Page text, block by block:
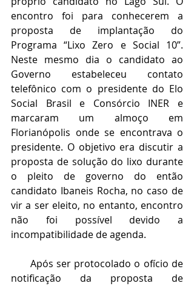
encontro foi para conhecerem a
proposta de implantação do
Programa “Lixo Zero e Social 10”.
Neste mesmo dia o candidato ao
Governo estabeleceu contato
telefônico com o presidente do Elo
Social Brasil e Consórcio INER e
marcaram um almoço em
Florianópolis onde se encontrava o
presidente. O objetivo era discutir a
proposta de solução do lixo durante
o pleito de governo do então
candidato Ibaneis Rocha, no caso de
vir a ser eleito, no entanto, encontro
não foi possível devido a
incompatibilidade de agenda.
notificação da proposta de